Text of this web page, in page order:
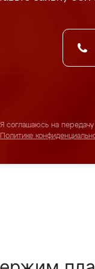
Я соглашаюсь на
Политике